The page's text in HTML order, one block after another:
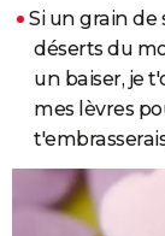
Si un grain de
déserts du
un baiser, je
mes lèvres